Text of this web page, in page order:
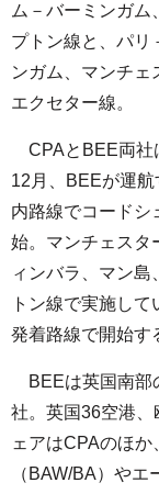
ム－バーミンガム
プトン線と、パリ
ンガム、マンチェ
エクセター線。
CPAとBEE両社
12月、BEEが運航
内路線でコードシ
始。マンチェスタ
ィンバラ、マン
トン線で実施し
発着路線で開始す
BEEは英国南部
社。英国36空港
ェアはCPAのほ
（BAW/BA）や